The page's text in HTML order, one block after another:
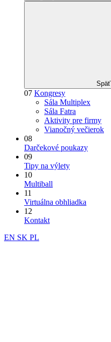
Späť
07 Kongresy
Sála Multiplex
Sála Fatra
Aktivity pre firmy
Vianočný večierok
08
Darčekové poukazy
09
Tipy na výlety
10
Multiball
11
Virtuálna obhliadka
12
Kontakt
EN SK PL